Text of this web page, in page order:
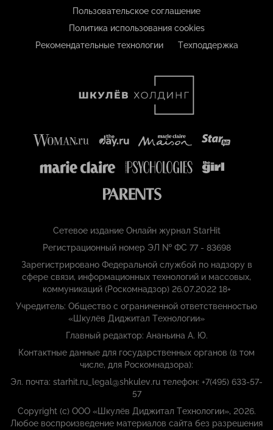
Пользовательское соглашение
Политика использования cookies
Рекомендательные технологии
Техподдержка
Сетевое издание Онлайн журнал StarHit
Регистрационный номер ЭЛ № ФС 77 - 83698
Зарегистрировано Федеральной службой по надзору в
сфере связи, информационных технологий и массовых,
коммуникаций (Роскомнадзор) 26.07.2022 18+
Учредитель: Общество с ограниченной ответственностью
«Шкулёв Диджитал Технологии»
Главный редактор: Ананьина А. Ю.
Контактные данные для государственных органов (в том
числе, для Роскомнадзора):
Эл. почта: starhit.ru_legal@shkulev.ru телефон: +7(495) 633-57-
57
Copyright (с) ООО «Шкулёв Диджитал Технологии», 2026.
Любое воспроизведение материалов сайта без разрешения